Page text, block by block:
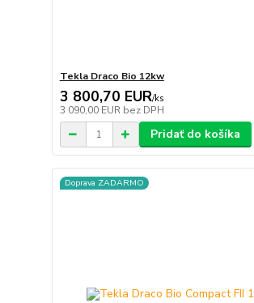
Tekla Draco Bio 12kw
3 800,70 EUR/ks
3 090,00 EUR bez DPH
Pridať do košíka
Doprava ZADARMO